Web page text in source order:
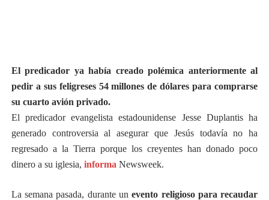
El predicador ya había creado polémica anteriormente al
pedir a sus feligreses 54 millones de dólares para comprarse
su cuarto avión privado.
El predicador evangelista estadounidense Jesse Duplantis ha
generado controversia al asegurar que Jesús todavía no ha
regresado a la Tierra porque los creyentes han donado poco
dinero a su iglesia, informa Newsweek.
La semana pasada, durante unevento religioso para recaudar